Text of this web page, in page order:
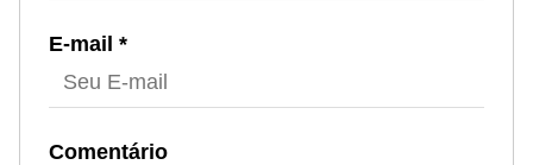
E-mail *
Comentário